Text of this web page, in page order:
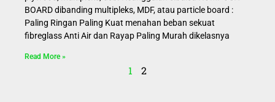
BOARD dibanding multipleks, MDF, atau particle board :
Paling Ringan Paling Kuat menahan beban sekuat
fibreglass Anti Air dan Rayap Paling Murah dikelasnya
Read More »
1 2